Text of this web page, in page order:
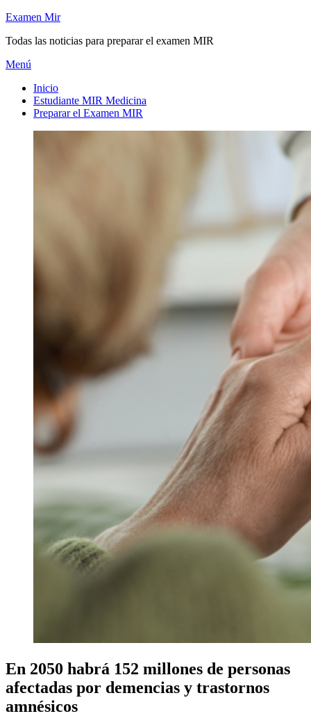
Saltar
contenido
Examen Mir
Todas las noticias para preparar el examen MIR
Menú
Inicio
Estudiante MIR Medicina
Preparar el Examen MIR
En 2050 habrá 152 millones de personas
afectadas por demencias y trastornos
amnésicos